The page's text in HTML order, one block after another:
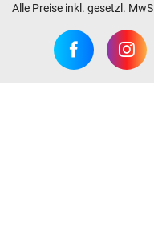
Alle Preise inkl. gesetzl.